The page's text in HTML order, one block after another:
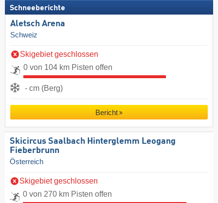
Schneeberichte
Aletsch Arena
Schweiz
Skigebiet geschlossen
0 von 104 km Pisten offen
- cm (Berg)
Bericht
Skicircus Saalbach Hinterglemm Leogang
Fieberbrunn
Österreich
Skigebiet geschlossen
0 von 270 km Pisten offen